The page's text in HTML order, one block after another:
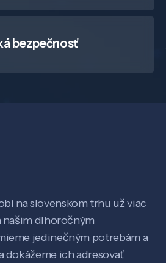
bezpečnosť
na slovenskom trhu už viac
našim dlhoročným
jedinečným potrebám a
dokážeme ich adresovať